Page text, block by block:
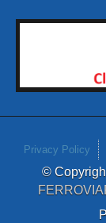
Privacy Policy
©